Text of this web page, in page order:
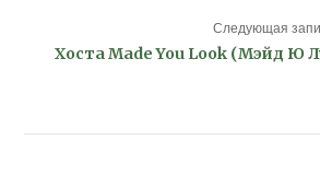
Следующая
Хоста Made You Look (Мэйд Ю